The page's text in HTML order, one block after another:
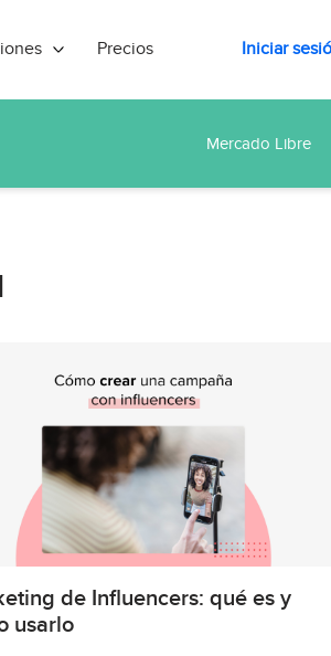
Precios Iniciar
Mercado Libre
de Influencers: qué es y
usarlo